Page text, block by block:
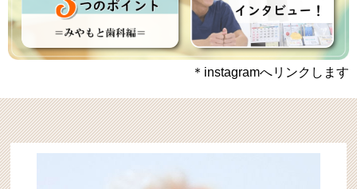
＊instagramへリンクします